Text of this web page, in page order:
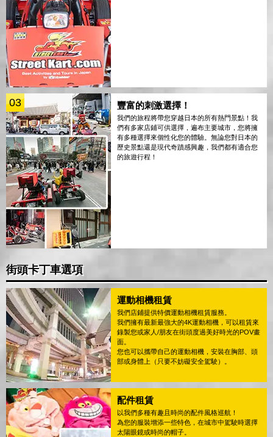
03 豐富的刺激選擇！
我們的旅程將帶您穿越日本的所有熱門景點！我
們有多家店鋪可供選擇，遍布主要城市，您將擁
有多種選擇來個性化您的體驗。無論您對日本的
歷史景點還是現代奇蹟感興趣，我們都有適合您
的旅遊行程！
街頭卡丁車選項
運動相機租賃
我們店鋪提供特價運動相機租賃服務。
我們擁有最新最強大的4K運動相機，可以租賃來
錄製您或家人/朋友在街頭度過美好時光的POV畫
面。
您也可以攜帶自己的運動相機，安裝在胸部、頭
部或身體上（只要不妨礙安全駕駛）。
配件租賃
以我們多種有趣且時尚的配件風格巡航！
為您的服裝增添一些特色，在城市中駕駛時選擇
太陽眼鏡或時尚的帽子。